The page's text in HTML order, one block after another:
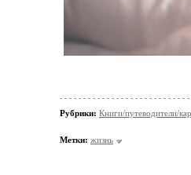
Рубрики: Книги/путеводители/
Метки: жизнь